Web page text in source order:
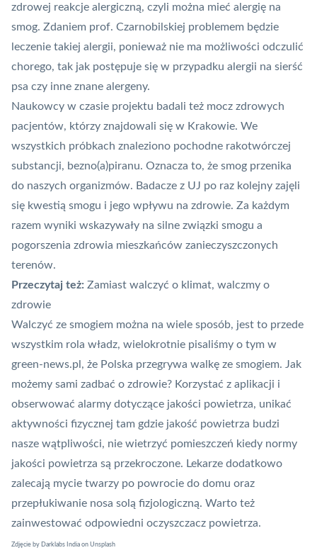
zdrowej reakcje alergiczną, czyli można mieć alergię na
smog. Zdaniem prof. Czarnobilskiej problemem będzie
leczenie takiej alergii, ponieważ nie ma możliwości odczulić
chorego, tak jak postępuje się w przypadku alergii na sierść
psa czy inne znane alergeny.
Naukowcy w czasie projektu badali też mocz zdrowych
pacjentów, którzy znajdowali się w Krakowie. We
wszystkich próbkach znaleziono pochodne rakotwórczej
substancji, bezno(a)piranu. Oznacza to, że smog przenika
do naszych organizmów. Badacze z UJ po raz kolejny zajęli
się kwestią smogu i jego wpływu na zdrowie. Za każdym
razem wyniki wskazywały na silne związki smogu a
pogorszenia zdrowia mieszkańców zanieczyszczonych
terenów.
Przeczytaj też: Zamiast walczyć o klimat, walczmy o
zdrowie
Walczyć ze smogiem można na wiele sposób, jest to przede
wszystkim rola władz, wielokrotnie pisaliśmy o tym w
green-news.pl, że Polska przegrywa walkę ze smogiem. Jak
możemy sami zadbać o zdrowie? Korzystać z aplikacji i
obserwować alarmy dotyczące jakości powietrza, unikać
aktywności fizycznej tam gdzie jakość powietrza budzi
nasze wątpliwości, nie wietrzyć pomieszczeń kiedy normy
jakości powietrza są przekroczone. Lekarze dodatkowo
zalecają mycie twarzy po powrocie do domu oraz
przepłukiwanie nosa solą fizjologiczną. Warto też
zainwestować odpowiedni oczyszczacz powietrza.
Zdjęcie by Darklabs India on Unsplash